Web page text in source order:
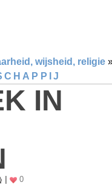
wijsheid, religie
IN
0